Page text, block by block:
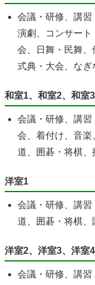
会議・研修、講習
演劇、コンサー
会、日舞・民舞、
式典・大会、な
和室1、和室2、和室3
会議・研修、講
会、着付け、音
道、囲碁・将棋
洋室1
会議・研修、講
道、囲碁・将棋、
洋室2、洋室3、洋室4
会議・研修、講習